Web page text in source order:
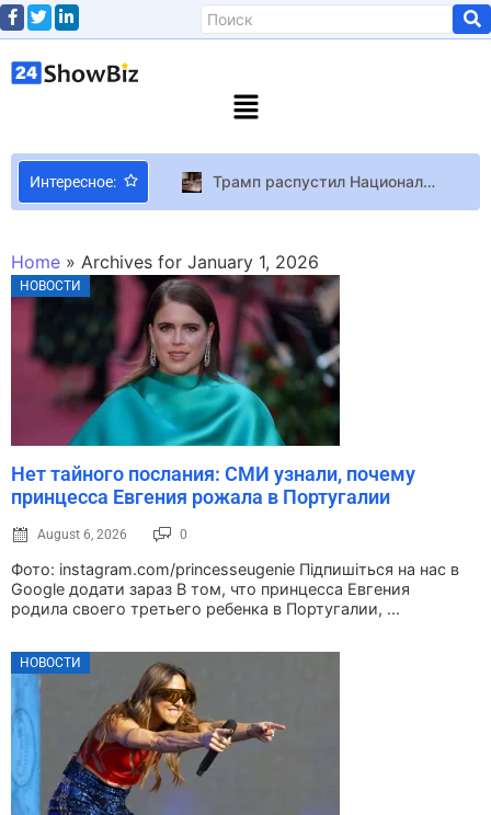
Интересное:
Трамп распустил Национальный научный совет США: конец аполитичной науке?
В Stranger than Heaven использовали облик актёра, умершего 12 лет назад
Home » Archives for January 1, 2026
НОВОСТИ
Нет тайного послания: СМИ узнали, почему
принцесса Евгения рожала в Португалии
August 6, 2026 0
Фото: instagram.com/princesseugenie Підпишіться на нас в
Google додати зараз В том, что принцесса Евгения
родила своего третьего ребенка в Португалии, ...
НОВОСТИ